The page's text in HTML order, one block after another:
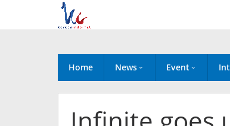
content
Home News Event